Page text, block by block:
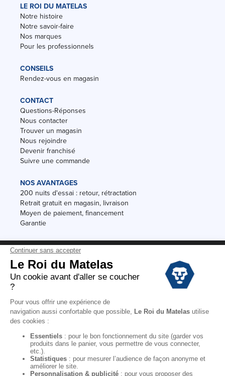
LE ROI DU MATELAS
Notre histoire
Notre savoir-faire
Nos marques
Pour les professionnels
CONSEILS
Rendez-vous en magasin
CONTACT
Questions-Réponses
Nous contacter
Trouver un magasin
Nous rejoindre
Devenir franchisé
Suivre une commande
NOS AVANTAGES
200 nuits d'essai : retour, rétractation
Retrait gratuit en magasin, livraison
Moyen de paiement, financement
Garantie
Conditions des offres
Black Friday
Destockage
Conditions Générales de vente magasin
Mentions Légales
Données personnelles
Codes promo Le Roi du Matelas